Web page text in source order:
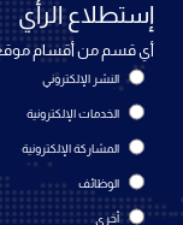
إستطلاع الرأي
أي قسم من أقسام موقع
النشر الإلكتروني
الخدمات الإلكترونية
المشاركة الإلكترونية
الوظائف
أخرى